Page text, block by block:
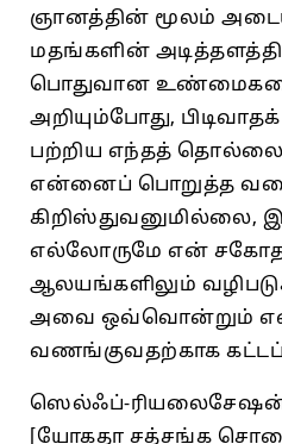
ஞானத்தின்‌ மூலம்‌
மதங்களின்‌
பொதுவான
அறியும்போது,
பற்றிய எந்தத்‌
என்னைப்‌ பொறுத்த
கிறிஸ்துவனுமில்லை,
எல்லோருமே என்‌
ஆலயங்களிலும்‌
அவை ஒவ்வொன்றும்‌
வணங்குவதற்காக
ஸெல்‌ஃப்‌-
[யோகதா சத்சங்க